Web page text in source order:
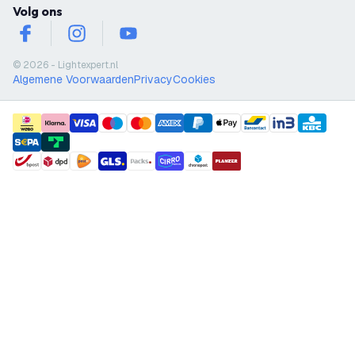
Volg ons
facebookinstagramyoutube
© 2026 - Lightexpert.nl
Algemene VoorwaardenPrivacyCookies
payment methods
shipment methods